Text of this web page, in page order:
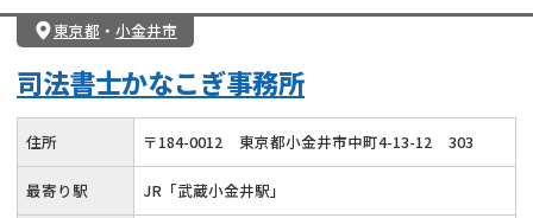
遺産分割
遺留分侵害額請求
相続税申告
相続手続き
成年後見・任意後見
贈与税
相続トラブル
東京都 ・ 小金井市
司法書士かなこぎ事務所
住所 〒184-0012 東京都小金井市中町4-13-12 303
最寄り駅 JR「武蔵小金井駅」